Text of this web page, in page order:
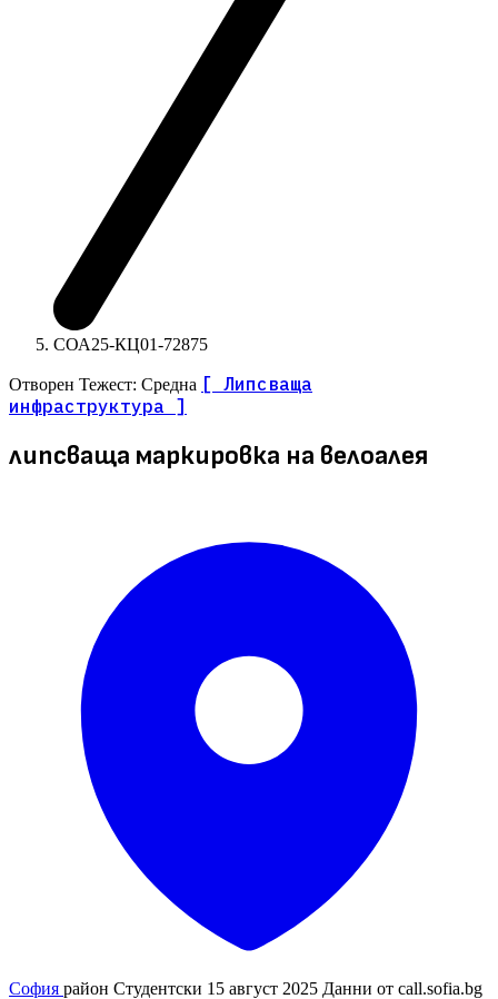
СОА25-КЦ01-72875
Отворен Тежест: Средна [ Липсваща
инфраструктура ]
липсваща маркировка на велоалея
София район Студентски 15 август 2025 Данни от call.sofia.bg